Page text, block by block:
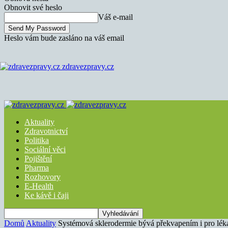
Obnovit své heslo
Váš e-mail
Heslo vám bude zasláno na váš email
zdravezpravy.cz
Aktuality
Zdravotnictví
Politika
Sociální věci
Pojištění
Pharma
Rozhovory
E-Health
Ke kávě i čaji
Domů Aktuality Systémová sklerodermie bývá překvapením i pro